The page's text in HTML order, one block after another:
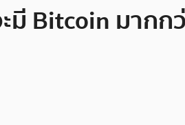
Bitcoin มากก